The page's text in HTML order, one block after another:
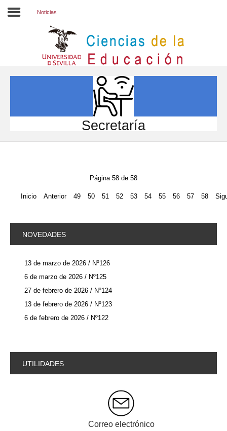
INVESTIGACIÓN
Noticias
Secretaría
Página 58 de 58
Inicio Anterior 49 50 51 52 53 54 55 56 57 58
NOVEDADES
13 de marzo de 2026 / Nº126
6 de marzo de 2026 / Nº125
27 de febrero de 2026 / Nº124
13 de febrero de 2026 / Nº123
6 de febrero de 2026 / Nº122
UTILIDADES
Correo electrónico